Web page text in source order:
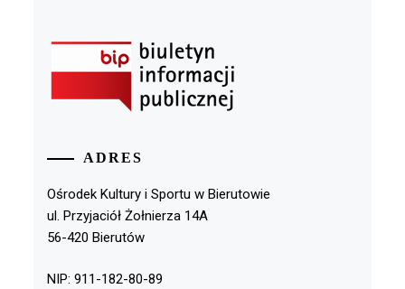
ADRES
Ośrodek Kultury i Sportu w Bierutowie
ul. Przyjaciół Żołnierza 14A
56-420 Bierutów
NIP: 911-182-80-89